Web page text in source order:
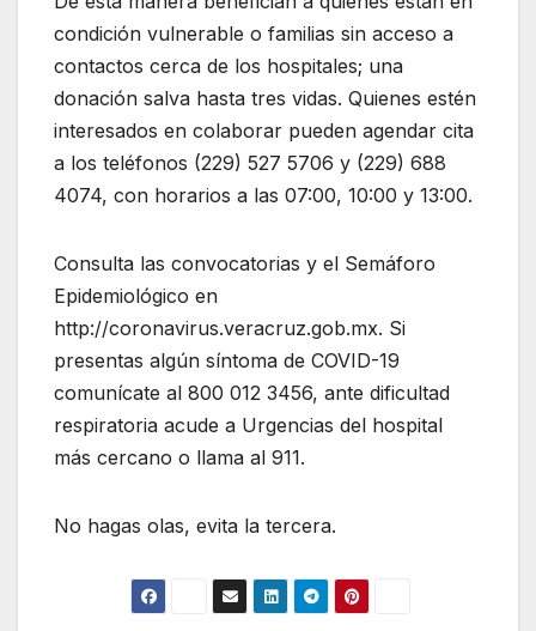
condición vulnerable o familias sin acceso a
contactos cerca de los hospitales; una
donación salva hasta tres vidas. Quienes estén
interesados en colaborar pueden agendar cita
a los teléfonos (229) 527 5706 y (229) 688
4074, con horarios a las 07:00, 10:00 y 13:00.
Consulta las convocatorias y el Semáforo
Epidemiológico en
http://coronavirus.veracruz.gob.mx. Si
presentas algún síntoma de COVID-19
comunícate al 800 012 3456, ante dificultad
respiratoria acude a Urgencias del hospital
más cercano o llama al 911.
No hagas olas, evita la tercera.